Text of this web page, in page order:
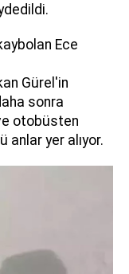
Ece
Gürel'in
sonra
otobüsten
anlar yer alıyor.